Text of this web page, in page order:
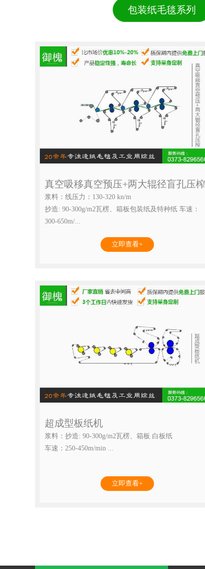
包装纸毛毯系列
真空吸移真空预压+两大辊径盲孔压榨
浆料：线压力：130-320 kn/m
抄造: 90-300g/m2瓦楞、箱板包装纸及特种纸 车速：
300-650m/...
立即查看+
超成型板纸机
浆料：抄造: 90-300g/m2瓦楞、箱板 白板纸
车速：250-450m/min ...
立即查看+